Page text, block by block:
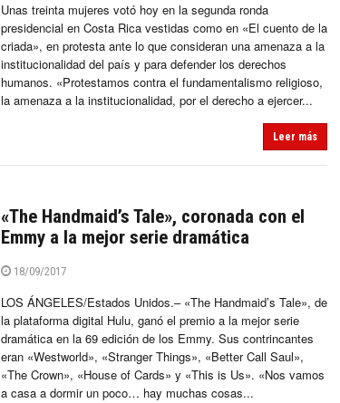
Unas treinta mujeres votó hoy en la segunda ronda
presidencial en Costa Rica vestidas como en «El cuento de la
criada», en protesta ante lo que consideran una amenaza a la
institucionalidad del país y para defender los derechos
humanos. «Protestamos contra el fundamentalismo religioso,
la amenaza a la institucionalidad, por el derecho a ejercer...
Leer más
«The Handmaid’s Tale», coronada con el
Emmy a la mejor serie dramática
18/09/2017
LOS ÁNGELES/Estados Unidos.– «The Handmaid’s Tale», de
la plataforma digital Hulu, ganó el premio a la mejor serie
dramática en la 69 edición de los Emmy. Sus contrincantes
eran «Westworld», «Stranger Things», «Better Call Saul»,
«The Crown», «House of Cards» y «This is Us». «Nos vamos
a casa a dormir un poco… hay muchas cosas...